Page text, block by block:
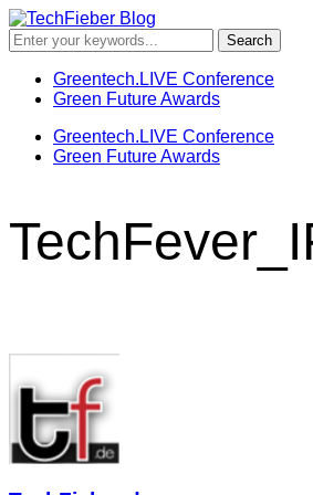
Greentech.LIVE Conference
Green Future Awards
Greentech.LIVE Conference
Green Future Awards